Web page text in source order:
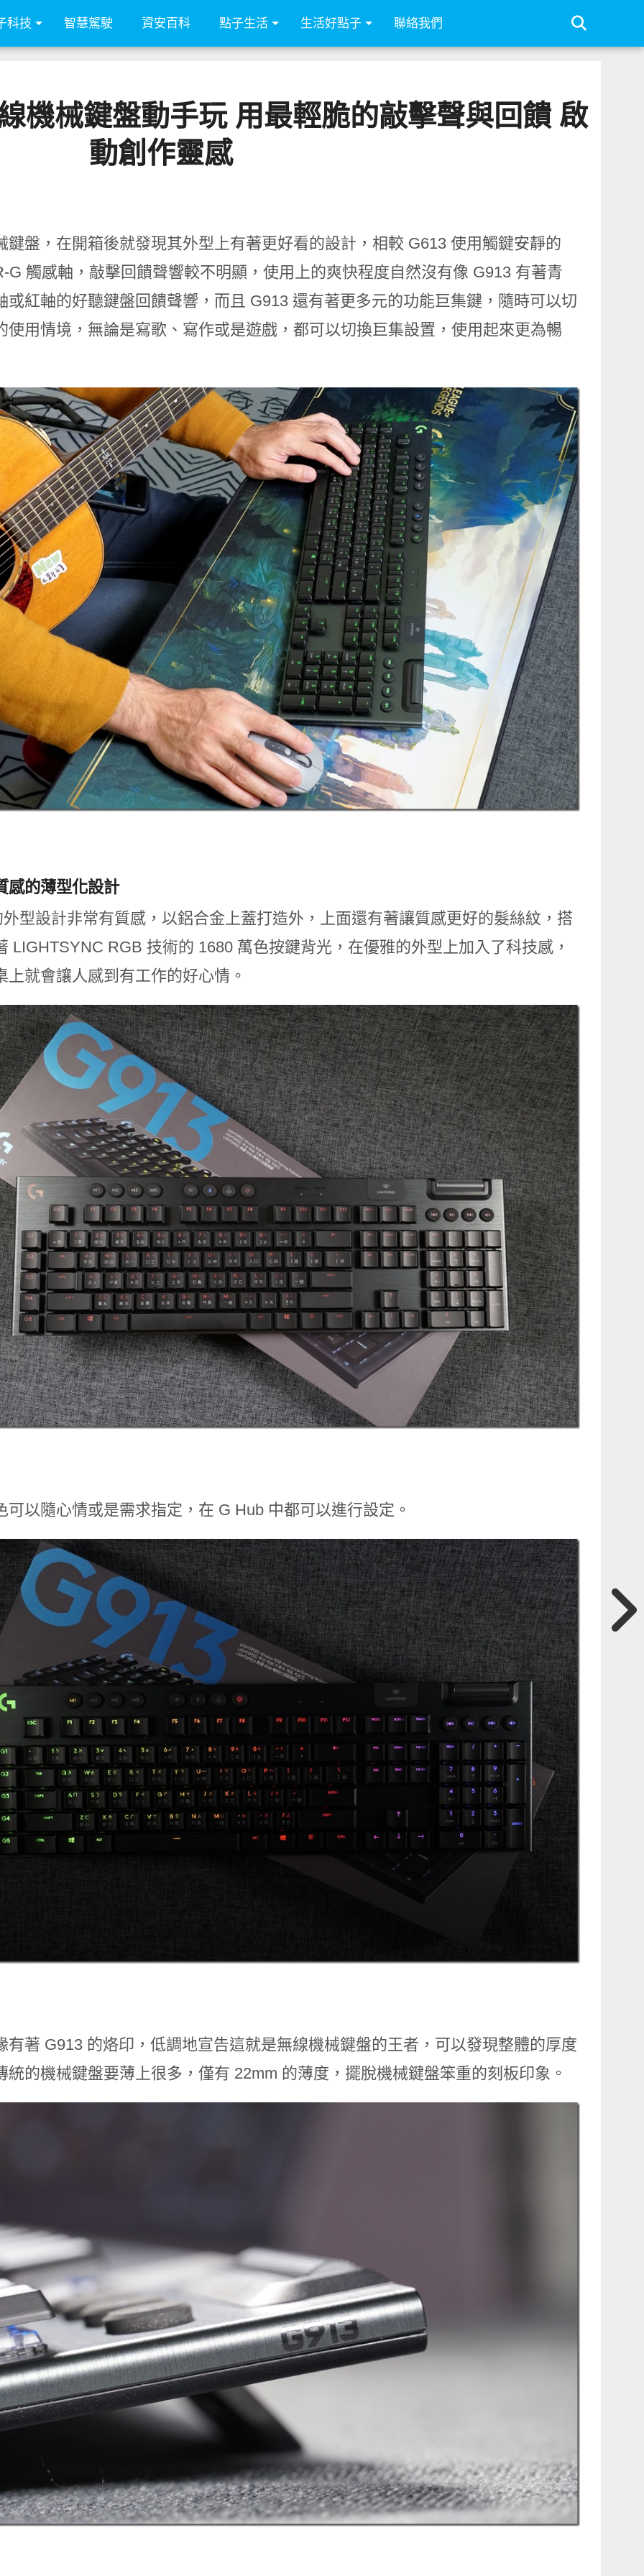
科技 智慧駕駛 資安百科 點子生活 生活好點子 聯絡我們
機械鍵盤動手玩 用最輕脆的敲擊聲與回饋 啟
動創作靈感
鍵盤，在開箱後就發現其外型上有著更好看的設計，相較 G613 使用觸鍵安靜的
G 觸感軸，敲擊回饋聲響較不明顯，使用上的爽快程度自然沒有像 G913 有著青
或紅軸的好聽鍵盤回饋聲響，而且 G913 還有著更多元的功能巨集鍵，隨時可以切
使用情境，無論是寫歌、寫作或是遊戲，都可以切換巨集設置，使用起來更為暢
感的薄型化設計
型設計非常有質感，以鋁合金上蓋打造外，上面還有著讓質感更好的髮絲紋，搭
LIGHTSYNC RGB 技術的 1680 萬色按鍵背光，在優雅的外型上加入了科技感，
上就會讓人感到有工作的好心情。
可以隨心情或是需求指定，在 G Hub 中都可以進行設定。
有著 G913 的烙印，低調地宣告這就是無線機械鍵盤的王者，可以發現整體的厚度
統的機械鍵盤要薄上很多，僅有 22mm 的薄度，擺脫機械鍵盤笨重的刻板印象。